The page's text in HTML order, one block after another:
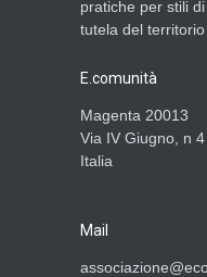
pratiche per stili
tutela del
E.comunità
Magenta 20013
Via IV Giugno, n 4
Italia
Mail